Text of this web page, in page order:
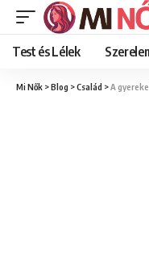
Test és Lélek
Mi Nők >Blog >Család >A